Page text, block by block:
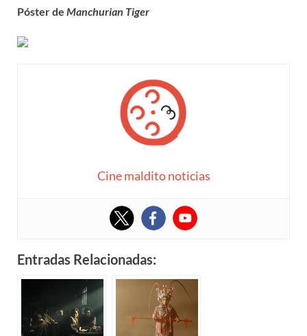
Póster de Manchurian Tiger
Cine maldito noticias
Entradas Relacionadas: